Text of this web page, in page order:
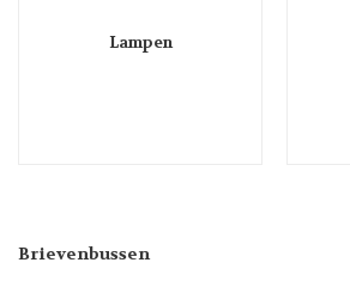
Lampen
Brievenbussen